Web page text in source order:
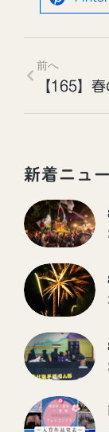
前へ
新着ニュ